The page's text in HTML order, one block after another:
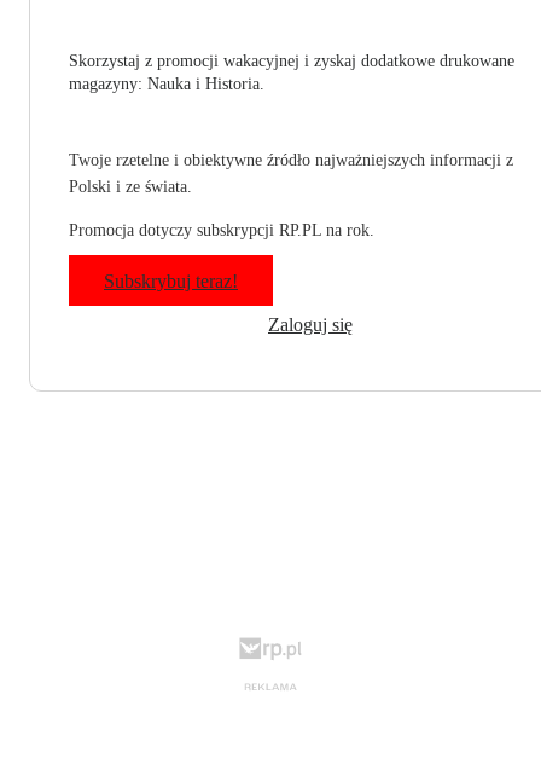
Skorzystaj z promocji wakacyjnej i zyskaj dodatkowe drukowane
magazyny: Nauka i Historia.
Twoje rzetelne i obiektywne źródło najważniejszych informacji z
Polski i ze świata.
Promocja dotyczy subskrypcji RP.PL na rok.
Subskrybuj teraz!
Zaloguj się